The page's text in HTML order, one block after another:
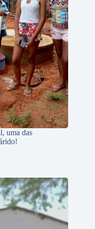
uma das